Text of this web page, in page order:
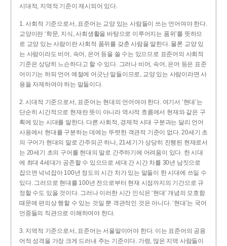
시대적, 지역적 기준이 제시되어 있다.
1. 사회적 기준으로서, 표준어는 교양 있는 사람들이 쓰는 언어여야 한다.
교양이란 ‘학문, 지식, 사회생활을 바탕으로 이루어지는 품위’를 뜻하므
로 교양 있는 사람이란 사회적 품위를 갖춘 사람을 말한다. 물론 교양 있
는 사람이라도 비어, 속어, 은어 등을 쓸 수는 있으므로 표준어의 사회적
기준은 상당히 느슨하다고 할 수 있다. 그러나 비어, 속어, 은어 등은 표준
어이기는 하되 언어 예절에 어긋난 말들이므로, 교양 있는 사람이라면 사
용을 자제하여야 하는 말들이다.
2. 시대적 기준으로서, 표준어는 현대의 언어여야 한다. 여기서 ‘현대’는
단순히 시간적으로 현재란 뜻이 아니라 역사적 흐름에서 현재와 같은 구
획에 있는 시대를 말한다. 다른 사회적, 경제적 시대 구분과는 달리 언어
사용에서 현대를 구분하는 데에는 뚜렷한 객관적 기준이 없다. 20세기 초
의 구어가 현대의 말로 간주되곤 하나, 21세기가 상당히 진행된 현재로서
는 20세기 초의 구어를 현대의 말로 간주하기에 어려움이 있다. 한 시대
에 최대 4세대가 공존할 수 있으므로 세대 간 시간 차를 30년 남짓으로
잡으면 넉넉잡아 100년 정도의 시간 차가 있는 말들이 한 시대에 쓰일 수
있다. 그러므로 현대를 100년 전으로부터 현재 시점까지의 기간으로 규
정할 수도 있을 것이다. 그러나 이러한 시간 인식은 ‘현대’ 개념의 모호함
때문에 편의상 행할 수 있는 것일 뿐 객관적인 것은 아니다. ‘현대’는 국어
언중들의 직관으로 이해하여야 한다.
3. 지역적 기준으로서, 표준어는 서울말이어야 한다. 이는 표준어의 공용
어적 성격을 가장 크게 드러내 주는 기준이다. 가령, 많은 지역 사람들이